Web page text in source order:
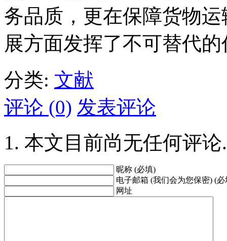
务品质，更在保障货物
展方面发挥了不可替代
分类: 文献
评论 (0) 发表评论
本文目前尚无任何评论.
昵称 (必填)
电子邮箱 (我们会为您保密) (必
网址